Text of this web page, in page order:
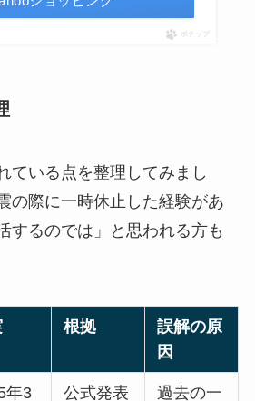
ポチップ
ている点を整理してみまし
の際に一時休止した経験があ
するのでは」と思われる方も
根拠
誤解の原
因
年3
公式発表
過去の一